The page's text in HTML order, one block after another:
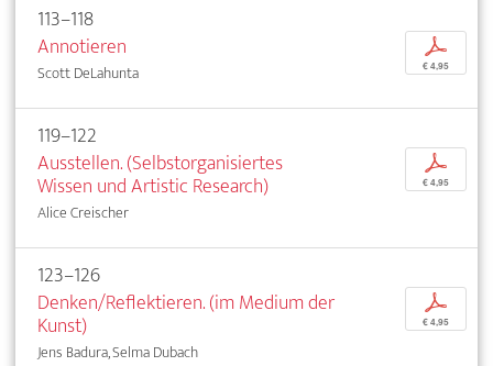
113–118
Annotieren
Scott DeLahunta
p
€ 4,95
119–122
Ausstellen. (Selbstorganisiertes
Wissen und Artistic Research)
Alice Creischer
p
€ 4,95
123–126
Denken/Reflektieren. (im Medium der
Kunst)
Jens Badura, Selma Dubach
p
€ 4,95